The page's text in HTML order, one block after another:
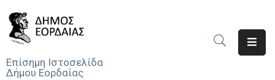
Επίσημη Ιστοσελίδα
Δήμου Εορδαίας